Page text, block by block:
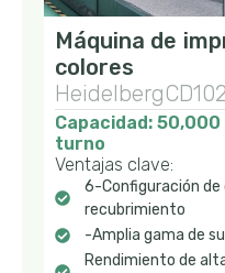
Máquina de
colores
Capacidad:
turno
Ventajas clave:
6-Configuración de
recubrimiento
-Amplia gama de
Rendimiento de